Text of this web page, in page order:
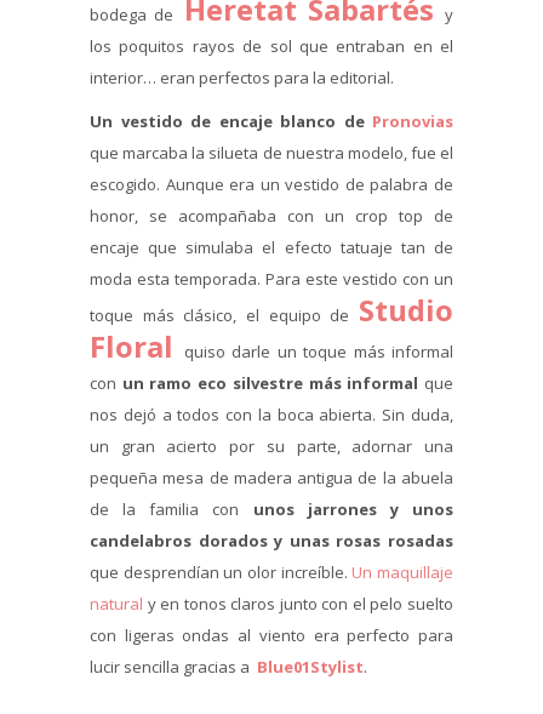
bodega de
Heretat Sabartés y
los poquitos rayos de sol que entraban en el
interior… eran perfectos para la editorial.
Un vestido de encaje blanco de Pronovias
que marcaba la silueta de nuestra modelo, fue el
escogido. Aunque era un vestido de palabra de
honor, se acompañaba con un crop top de
encaje que simulaba el efecto tatuaje tan de
moda esta temporada. Para este vestido con un
toque más clásico, el equipo de Studio
Floral
quiso darle un toque más informal
con un ramo eco silvestre más informal que
nos dejó a todos con la boca abierta. Sin duda,
un gran acierto por su parte, adornar una
pequeña mesa de madera antigua de la abuela
de la familia con unos jarrones y unos
candelabros dorados y unas rosas rosadas
que desprendían un olor increíble. Un maquillaje
natural y en tonos claros junto con el pelo suelto
con ligeras ondas al viento era perfecto para
lucir sencilla gracias a Blue01Stylist.